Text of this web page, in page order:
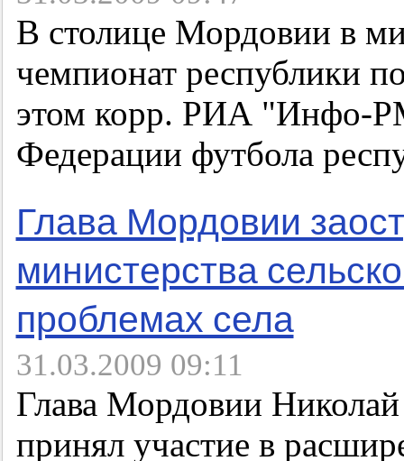
В столице Мордовии в
чемпионат республики
этом корр. РИА "Инфо-
Федерации футбола
Глава Мордовии
министерства
проблемах села
31.03.2009 09:11
Глава Мордовии
принял участие в